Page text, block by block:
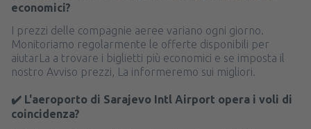
economici?
I prezzi delle compagnie aeree variano ogni giorno.
Monitoriamo regolarmente le offerte disponibili per
aiutarLa a trovare i biglietti più economici e se imposta il
nostro Avviso prezzi, La informeremo sui migliori.
✔️ L'aeroporto di Sarajevo Intl Airport opera i voli di
coincidenza?